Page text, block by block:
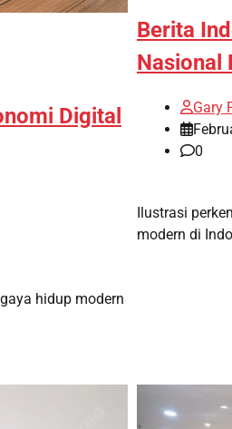
Digital
hidup modern
Berita
Nasional
Gary
0
Ilustrasi
modern di